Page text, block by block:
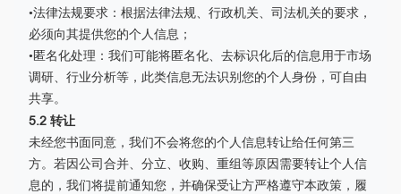
•法律法规要求：根据法律法规、行政机关、司法机关的要求，
必须向其提供您的个人信息；
•匿名化处理：我们可能将匿名化、去标识化后的信息用于市场
调研、行业分析等，此类信息无法识别您的个人身份，可自由
共享。
5.2 转让
未经您书面同意，我们不会将您的个人信息转让给任何第三
方。若因公司合并、分立、收购、重组等原因需要转让个人信
息的，我们将提前通知您，并确保受让方严格遵守本政策，履